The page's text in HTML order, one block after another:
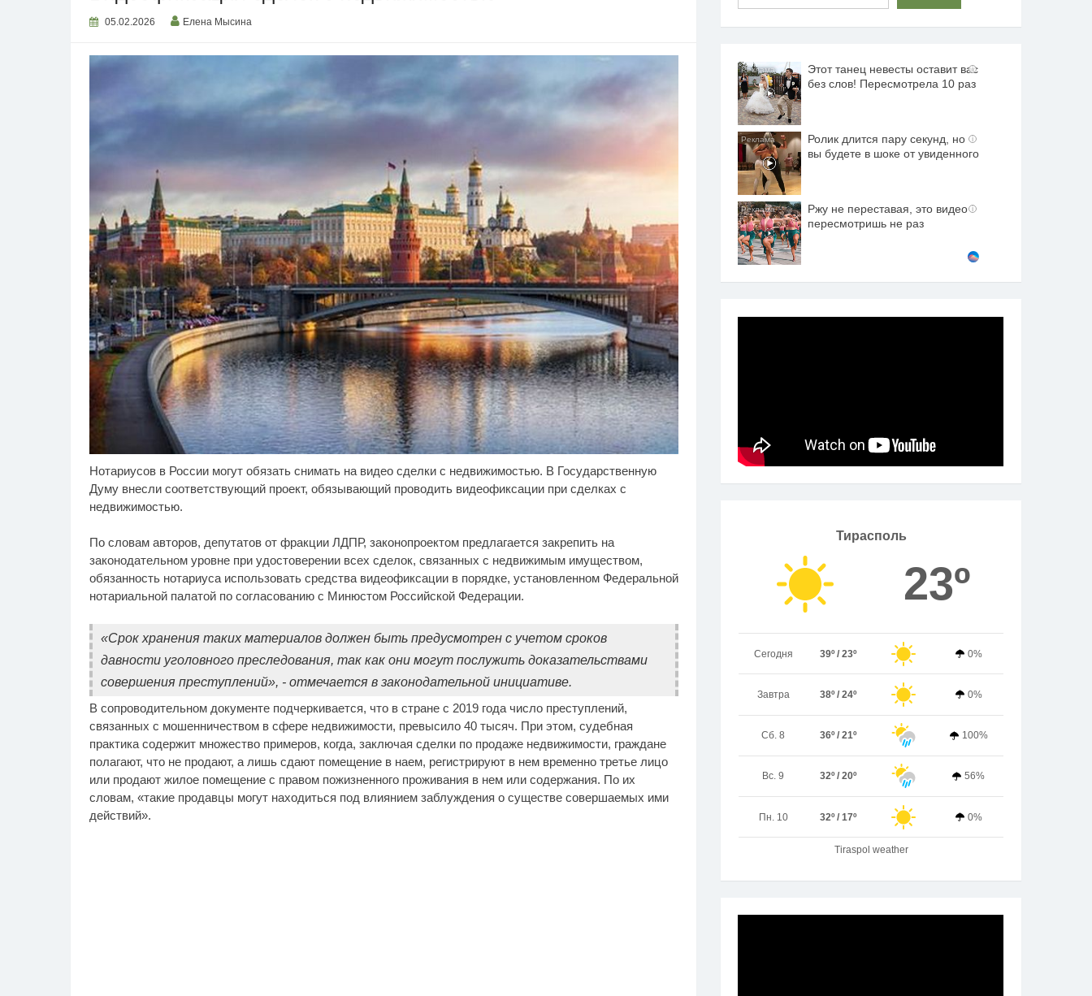
05.02.2026 Елена Мысина
Нотариусов в России могут обязать снимать на видео сделки с недвижимостью. В Государственную
Думу внесли соответствующий проект, обязывающий проводить видеофиксации при сделках с
недвижимостью.
По словам авторов, депутатов от фракции ЛДПР, законопроектом предлагается закрепить на
законодательном уровне при удостоверении всех сделок, связанных с недвижимым имуществом,
обязанность нотариуса использовать средства видеофиксации в порядке, установленном Федеральной
нотариальной палатой по согласованию с Минюстом Российской Федерации.
«Срок хранения таких материалов должен быть предусмотрен с учетом сроков
давности уголовного преследования, так как они могут послужить доказательствами
совершения преступлений», - отмечается в законодательной инициативе.
В сопроводительном документе подчеркивается, что в стране с 2019 года число преступлений,
связанных с мошенничеством в сфере недвижимости, превысило 40 тысяч. При этом, судебная
практика содержит множество примеров, когда, заключая сделки по продаже недвижимости, граждане
полагают, что не продают, а лишь сдают помещение в наем, регистрируют в нем временно третье лицо
или продают жилое помещение с правом пожизненного проживания в нем или содержания. По их
словам, «такие продавцы могут находиться под влиянием заблуждения о существе совершаемых ими
действий».
i
Этот танец невесты оставит вас
без слов! Пересмотрела 10 раз
i
Ролик длится пару секунд, но
вы будете в шоке от увиденного
i
Ржу не переставая, это видео
пересмотришь не раз
Тирасполь
23º
Сегодня 39º / 23º 0%
Завтра 38º / 24º 0%
Сб. 8 36º / 21º 100%
Вс. 9 32º / 20º 56%
Пн. 10 32º / 17º 0%
Tiraspol weather
i
Этот танец невесты
оставит вас без слов!
Пересмотрела 10 раз
i
Ролик длится пару
секунд, но вы будете в
шоке от увиденного
i
Королева вагона
оставит равнодушным